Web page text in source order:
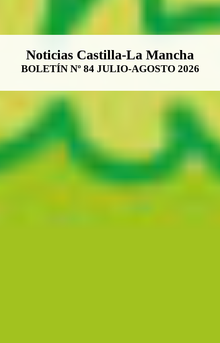
Boletín Noticias Castilla-La
Noticias Castilla-La Mancha
BOLETÍN Nº 84 JULIO-AGOSTO 2026